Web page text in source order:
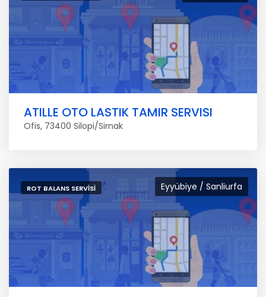
ATILLE OTO LASTIK TAMIR SERVISI
Ofis, 73400 Silopi/Sirnak
Eyyübiye / Sanliurfa
ROT BALANS SERVISI